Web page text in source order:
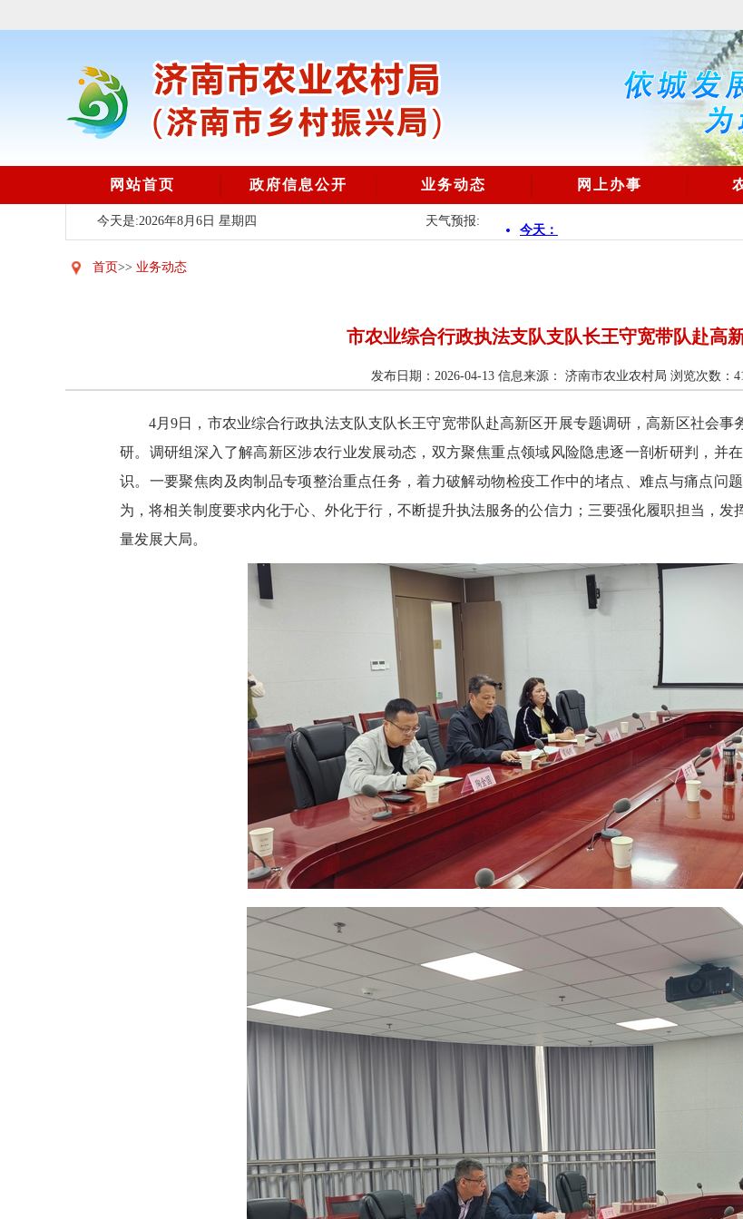
网站首页 政府信息公开 业务动态 网上办事
今天是:2026年8月6日 星期四 天气预报:
首页>> 业务动态
市农业综合行政执法支队支队长王守宽带队赴高
发布日期：2026-04-13 信息来源： 济南市农业农村局 浏览次数：
4月9日，市农业综合行政执法支队支队长王守宽带队赴高新区开展专题调研，高新区社会
研。调研组深入了解高新区涉农行业发展动态，双方聚焦重点领域风险隐患逐一剖析研判，并
识。一要聚焦肉及肉制品专项整治重点任务，着力破解动物检疫工作中的堵点、难点与痛点问
为，将相关制度要求内化于心、外化于行，不断提升执法服务的公信力；三要强化履职担当，
量发展大局。